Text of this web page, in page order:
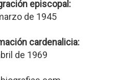
episcopal:
de 1945
cardenalicia:
de 1969